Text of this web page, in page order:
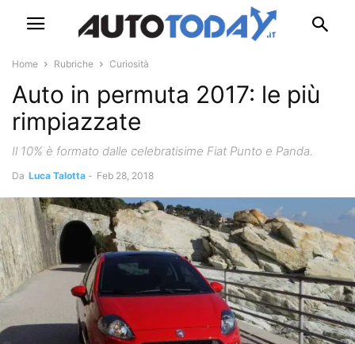
Home Rubriche Curiosità
Auto in permuta 2017: le più
rimpiazzate
Il 10% è formato dalle celebratisime Fiat Punto e Panda.
Da Luca Talotta - Feb 28, 2018